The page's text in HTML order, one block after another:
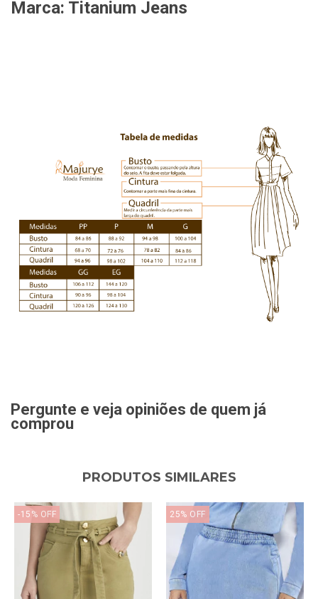
Marca: Titanium Jeans
Pergunte e veja opiniões de quem já
comprou
PRODUTOS SIMILARES
-15 % OFF 25% OFF